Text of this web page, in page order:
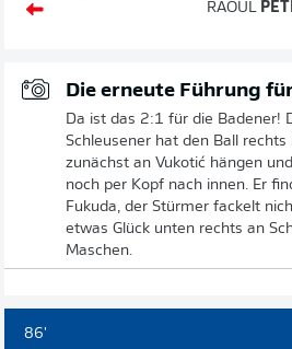
RAOUL
Die erneute Führung
Da ist das 2:1 für die Badener!
Schleusener hat den Ball rechts
zunächst an Vukotić hängen
noch per Kopf nach innen. Er
Fukuda, der Stürmer fackelt
etwas Glück unten rechts an
Maschen.
86'